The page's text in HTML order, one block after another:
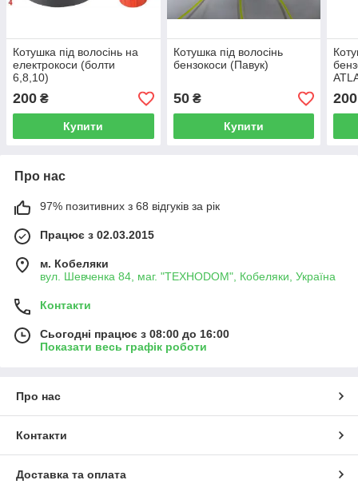
Котушка під волосінь на
електрокоси (болти
6,8,10)
200 ₴
Купити
Котушка під волосінь
бензокоси (Павук)
50₴
Купити
200
Про нас
97% позитивних з 68 відгуків за рік
Працює з 02.03.2015
м. Кобеляки
вул. Шевченка 84, маг. "ТЕХНОDOM", Кобеляки, Україна
Контакти
Сьогодні працює з 08:00 до 16:00
Показати весь графік роботи
Про нас
Контакти
Доставка та оплата